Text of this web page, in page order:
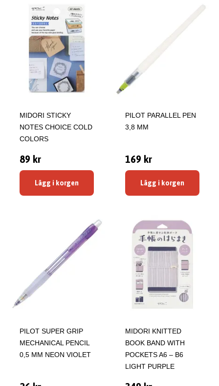
MIDORI STICKY
NOTES CHOICE COLD
COLORS
89 kr
Lägg i korgen
PILOT PARALLEL PEN
3,8 MM
169 kr
Lägg i korgen
PILOT SUPER GRIP
MECHANICAL PENCIL
0,5 MM NEON VIOLET
MIDORI KNITTED
BOOK BAND WITH
POCKETS A6 – B6
LIGHT PURPLE